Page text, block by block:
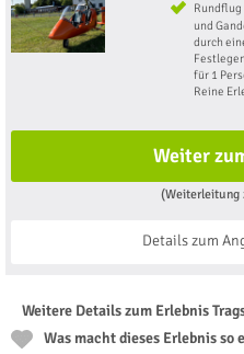
Rundflug
und
durch
für 1
Reine
Weiter
(Weiterleitung
Details zum
Weitere Details zum Erlebnis
Was macht dieses Erlebnis so